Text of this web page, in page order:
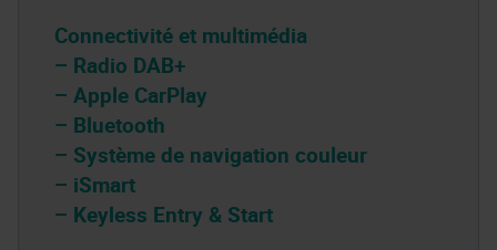
Connectivité et multimédia
– Radio DAB+
– Apple CarPlay
– Bluetooth
– Système de navigation couleur
– iSmart
– Keyless Entry & Start